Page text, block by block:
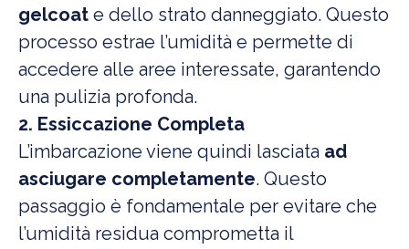
gelcoat e dello strato danneggiato. Questo
processo estrae l’umidità e permette di
accedere alle aree interessate, garantendo
una pulizia profonda.
2. Essiccazione Completa
L’imbarcazione viene quindi lasciata ad
asciugare completamente. Questo
passaggio è fondamentale per evitare che
l’umidità residua comprometta il